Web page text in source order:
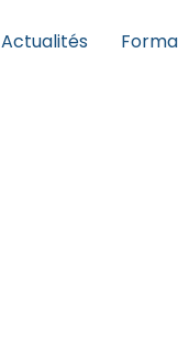
Actualités